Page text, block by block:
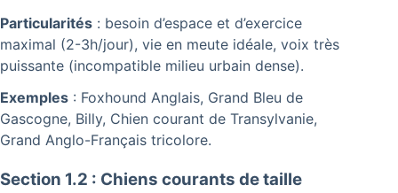
Particularités : besoin d’espace et d’exercice
maximal (2-3h/jour), vie en meute idéale, voix très
puissante (incompatible milieu urbain dense).
Exemples : Foxhound Anglais, Grand Bleu de
Gascogne, Billy, Chien courant de Transylvanie,
Grand Anglo-Français tricolore.
Section 1.2 : Chiens courants de taille